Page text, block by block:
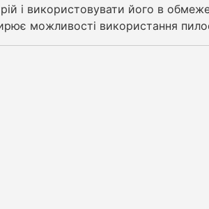
і використовувати його в
можливості використання